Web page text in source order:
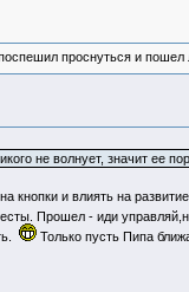
проснуться и
не волнует, значит ее
кнопки и влиять на
Прошел - иди
Только пусть Пипа